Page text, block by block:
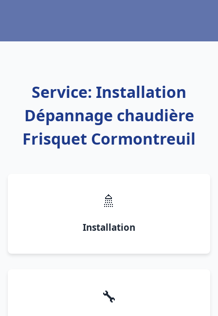
Service: Installation
Dépannage chaudière
Frisquet Cormontreuil
🚿
Installation
🔧